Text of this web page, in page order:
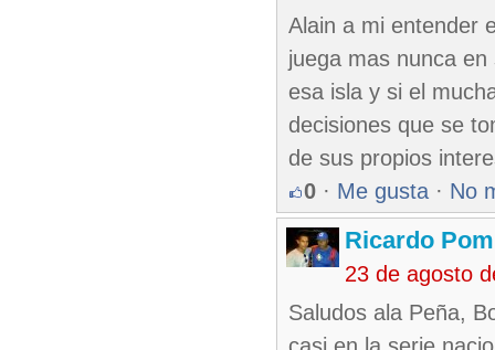
Alain a mi entender
juega mas nunca
esa isla y si el
decisiones que se
de sus propios
0 · Me gusta · No
Ricardo
23 de agosto
Saludos ala Peña,